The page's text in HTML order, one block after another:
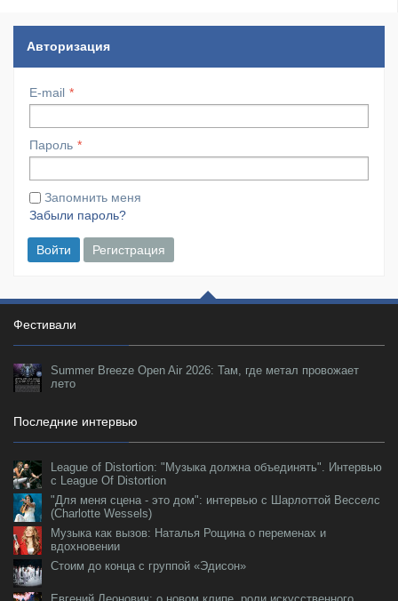
Авторизация
E-mail
Пароль
Запомнить меня
Забыли пароль?
Войти Регистрация
Фестивали
Summer Breeze Open Air 2026: Там, где метал провожает
лето
Последние интервью
League of Distortion: "Музыка должна объединять". Интервью
с League Of Distortion
"Для меня сцена - это дом": интервью с Шарлоттой Весселс
(Charlotte Wessels)
Музыка как вызов: Наталья Рощина о переменах и
вдохновении
Стоим до конца с группой «Эдисон»